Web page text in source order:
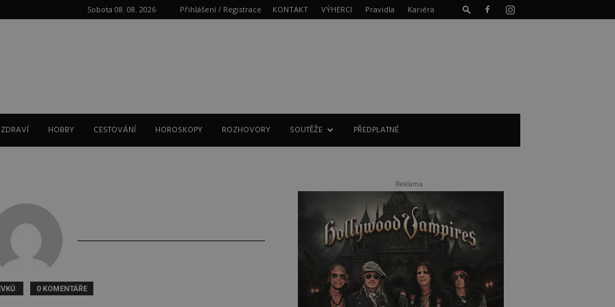
Sobota 08. 08. 2026 Přihlášení / Registrace KONTAKT VÝHERCI Pravidla Kariéra
HOBBY CESTOVÁNÍ HOROSKOPY ROZHOVORY SOUTĚŽE PŘEDPLATNÉ
0 KOMENTÁŘE
Reklama